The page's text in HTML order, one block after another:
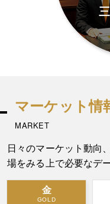
マーケット情
MARKET
日々のマーケット動向
場をみる上で必要なデ
金
GOLD